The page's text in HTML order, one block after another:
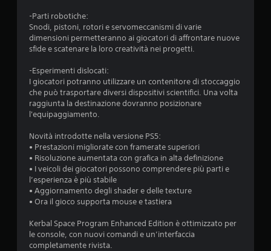
-Parti robotiche:
Snodi, pistoni, rotori e servomeccanismi di varie
dimensioni permetteranno ai giocatori di affrontare nuove
sfide e scatenare la loro creatività nei progetti.
-Esperimenti dislocati:
I giocatori potranno utilizzare un contenitore di stoccaggio
che può trasportare diversi dispositivi scientifici. Una volta
raggiunta la destinazione dovranno posizionare
l'equipaggiamento.
Novità introdotte nella versione PS5:
• Prestazioni migliorate con framerate superiori
• Risoluzione aumentata con grafica in alta definizione
• I veicoli dei giocatori possono comprendere più parti e
l’esperienza è più stabile
• Aggiornamento degli shader e delle texture
• Ora il gioco supporta mouse e tastiera
Kerbal Space Program Enhanced Edition è ottimizzato per
le console, con nuovi comandi e un’interfaccia
completamente rivista.